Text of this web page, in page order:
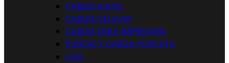
CABLES AUDIO
CABLES CELULAR
CABLES USB E IMPRESORA
PUNTAS Y CARGA PORTATIL
VGA